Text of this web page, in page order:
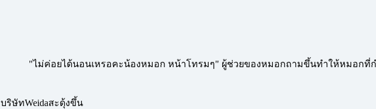
"ไม่ค่อยได้นอนเหรอคะน้องหมอก หน้าโทรมๆ" ผู้ช่วยของหมอกถามขึ้นทำให้หมอกที่ก
บริษัทWeidaสะดุ้งขึ้น